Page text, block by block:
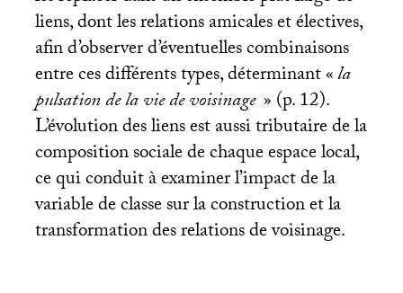
liens, dont les relations amicales et électives,
afin d’observer d’éventuelles combinaisons
entre ces différents types, déterminant «la
pulsation de la vie de voisinage » (p. 12).
L’évolution des liens est aussi tributaire de la
composition sociale de chaque espace local,
ce qui conduit à examiner l’impact de la
variable de classe sur la construction et la
transformation des relations de voisinage.